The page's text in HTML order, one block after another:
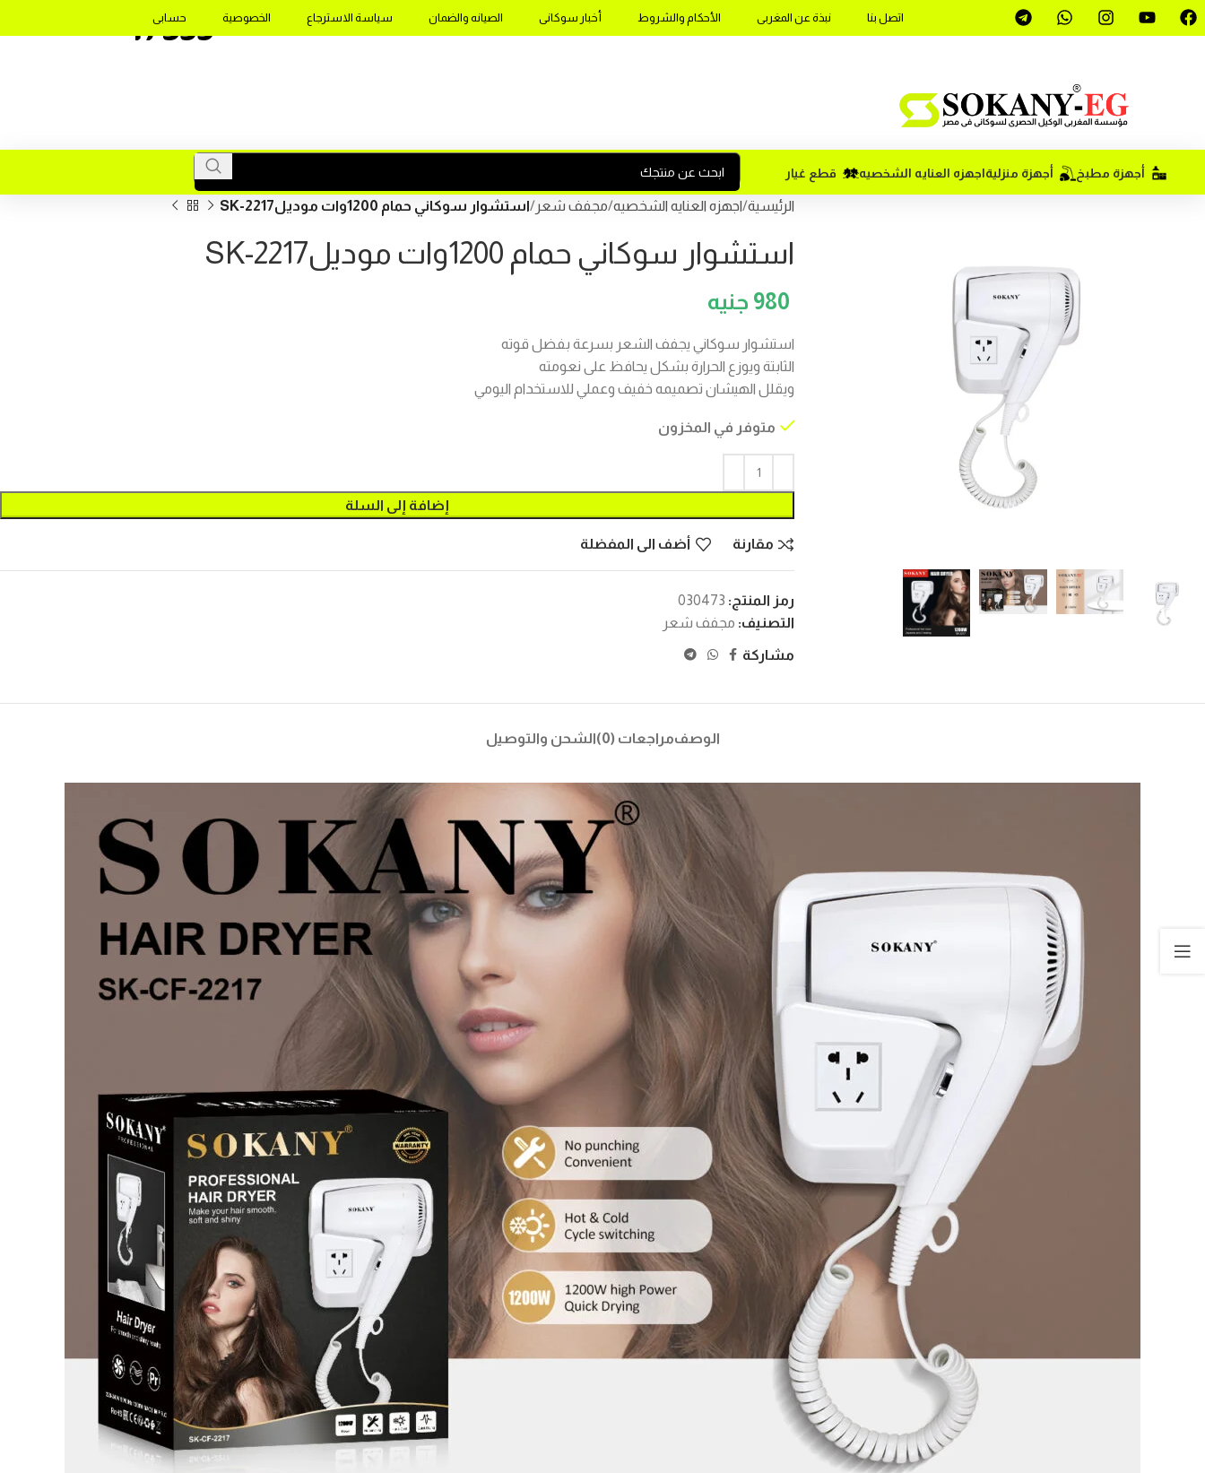
اتصل بنا نبذة عن المغربى الأحكام والشروط أخبار سوكانى الصيانه والضمان سياسة الاسترجاع الخصوصية حسابى
17355
أجهزة مطبخ أجهزة منزليةاجهزه العنايه الشخصيه قطع غيار
الرئيسية اجهزه العنايه الشخصيه مجفف شعر استشوار سوكاني حمام 1200وات موديلSK-2217
استشوار سوكاني حمام 1200وات موديلSK-2217
980
استشوار سوكاني يجفف الشعر بسرعة بفضل قوته
الثابتة ويوزع الحرارة بشكل يحافظ على نعومته
ويقلل الهيشان تصميمه خفيف وعملي للاستخدام اليومي
متوفر في المخزون
إضافة إلى السلة
مقارنة أضف الى المفضلة
رمز المنتج: 030473
التصنيف: مجفف شعر
مشاركة
الوصفمراجعات (0) الشحن والتوصيل